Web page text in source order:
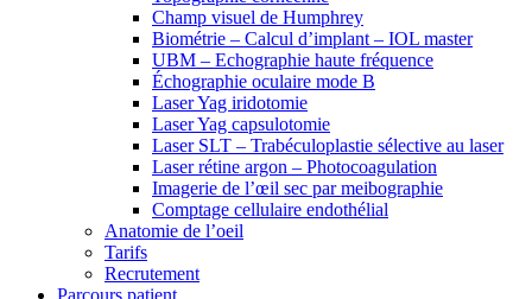
Champ visuel de Humphrey
Biométrie – Calcul d’implant – IOL master
UBM – Echographie haute fréquence
Échographie oculaire mode B
Laser Yag iridotomie
Laser Yag capsulotomie
Laser SLT – Trabéculoplastie sélective au laser
Laser rétine argon – Photocoagulation
Imagerie de l’œil sec par meibographie
Comptage cellulaire endothélial
Anatomie de l’oeil
Tarifs
Recrutement
Parcours patient